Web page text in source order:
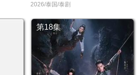
2026/泰国/泰剧
第18集